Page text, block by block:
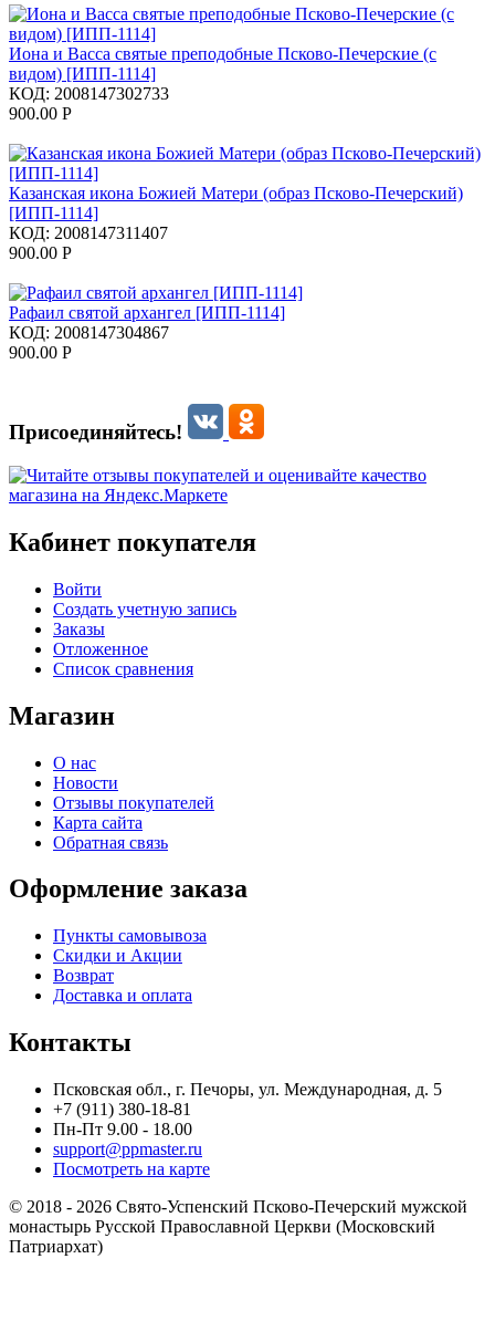
Иона и Васса святые преподобные Псково-Печерские (с
видом) [ИПП-1114]
КОД: 2008147302733
900.00 Р
Казанская икона Божией Матери (образ Псково-Печерский)
[ИПП-1114]
КОД: 2008147311407
900.00 Р
Рафаил святой архангел [ИПП-1114]
КОД: 2008147304867
900.00 Р
Присоединяйтесь!
Кабинет покупателя
Войти
Создать учетную запись
Заказы
Отложенное
Список сравнения
Магазин
О нас
Новости
Отзывы покупателей
Карта сайта
Обратная связь
Оформление заказа
Пункты самовывоза
Скидки и Акции
Возврат
Доставка и оплата
Контакты
Псковская обл., г. Печоры, ул. Международная, д. 5
+7 (911) 380-18-81
Пн-Пт 9.00 - 18.00
support@ppmaster.ru
Посмотреть на карте
© 2018 - 2026 Свято-Успенский Псково-Печерский мужской
монастырь Русской Православной Церкви (Московский
Патриархат)